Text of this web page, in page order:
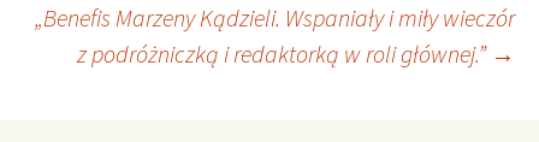
wpisu
„Benefis Marzeny Kądzieli. Wspaniały i miły wieczór
z podróżniczką i redaktorką w roli głównej.” →